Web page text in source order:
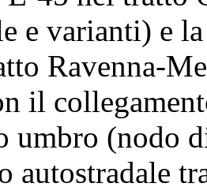
e varianti) e
Ravenna-
il
umbro (nodo
autostradale